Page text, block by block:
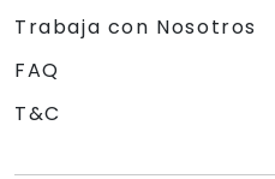
Trabaja con Nosotros
FAQ
T&C